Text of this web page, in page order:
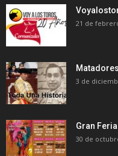
21 de
3 de
Gran
30 de